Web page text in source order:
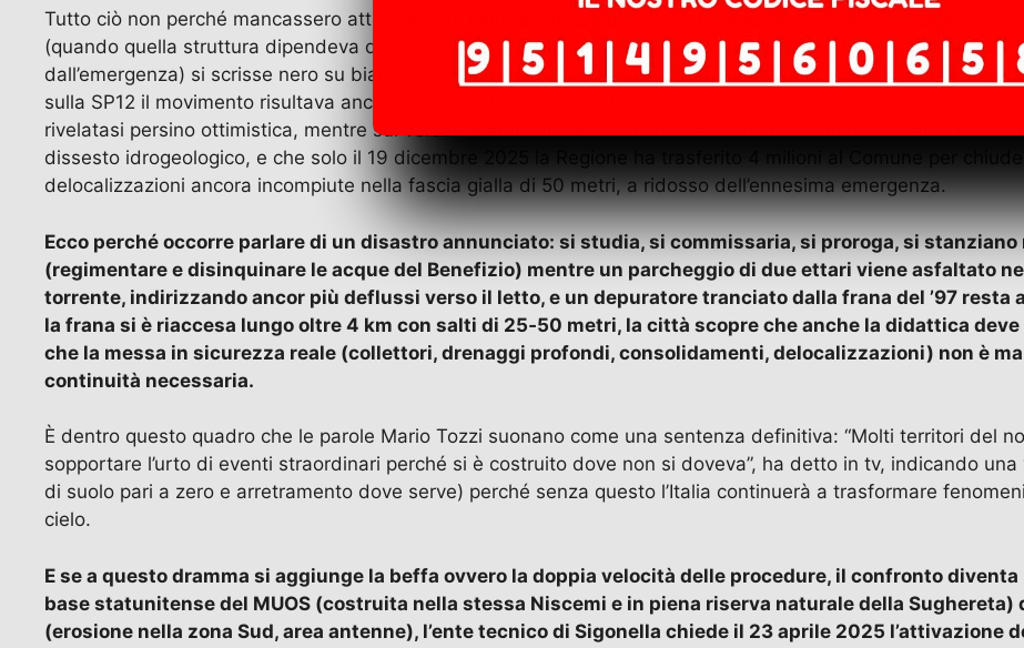
Tutto ciò non perché mancassero atti e allarmi: nell’aggiornamento del Pai, dopo un sopralluogo congiunto
(quando quella struttura dipendeva dalla Presidenza della Regione guidata daNello Musumeci , ora uno dei
dall’emergenza) si scrisse nero su bianco che il versante occidentale mostrava incisioni irregolari con forte
sulla SP12 il movimento risultava ancora attivo e che occorreva istituire una fascia di 20 metri come
rivelatasi persino ottimistica, mentre sul versante amministrativo si annotava che Niscemi non è salito sul
dissesto idrogeologico, e che solo il 19 dicembre 2025 la Regione ha trasferito 4 milioni al Comune per
delocalizzazioni ancora incompiute nella fascia gialla di 50 metri, a ridosso dell’ennesima emergenza.
Ecco perché occorre parlare di un disastro annunciato: si studia, si commissaria, si proroga, si stanziano
(regimentare e disinquinare le acque del Benefizio) mentre un parcheggio di due ettari viene asfaltato
torrente, indirizzando ancor più deflussi verso il letto, e un depuratore tranciato dalla frana del ’97 resta
la frana si è riaccesa lungo oltre 4 km con salti di 25‑50 metri, la città scopre che anche la didattica
che la messa in sicurezza reale (collettori, drenaggi profondi, consolidamenti, delocalizzazioni) non è
continuità necessaria.
È dentro questo quadro che le parole Mario Tozzi suonano come una sentenza definitiva: “Molti territori del
sopportare l’urto di eventi straordinari perché si è costruito dove non si doveva”, ha detto in tv, indicando
di suolo pari a zero e arretramento dove serve) perché senza questo l’Italia continuerà a trasformare
cielo.
E se a questo dramma si aggiunge la beffa ovvero la doppia velocità delle procedure, il confronto
base statunitense del MUOS (costruita nella stessa Niscemi e in piena riserva naturale della
(erosione nella zona Sud, area antenne), l’ente tecnico di Sigonella chiede il 23 aprile 2025 l’attivazione